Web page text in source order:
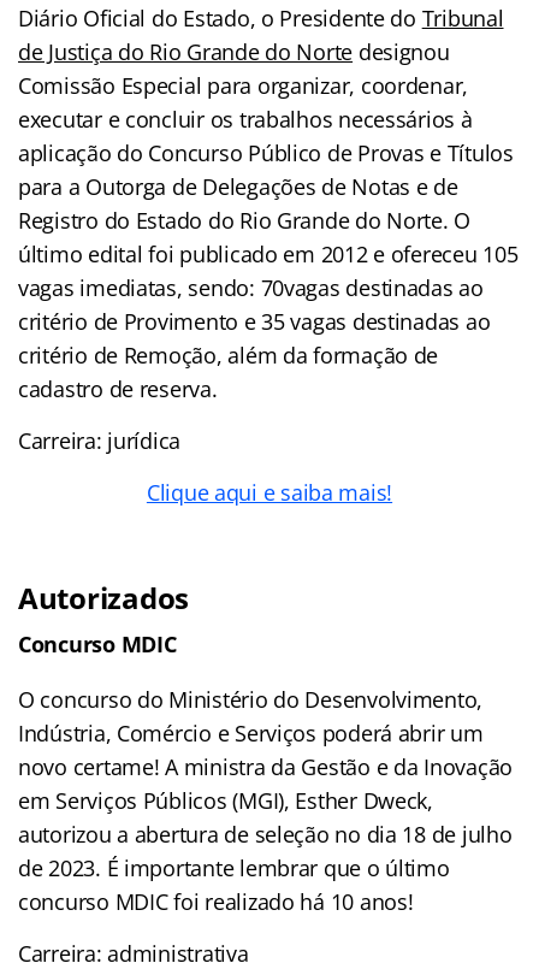
Diário Oficial do Estado, o Presidente do Tribunal
de Justiça do Rio Grande do Norte designou
Comissão Especial para organizar, coordenar,
executar e concluir os trabalhos necessários à
aplicação do Concurso Público de Provas e Títulos
para a Outorga de Delegações de Notas e de
Registro do Estado do Rio Grande do Norte. O
último edital foi publicado em 2012 e ofereceu 105
vagas imediatas, sendo: 70vagas destinadas ao
critério de Provimento e 35 vagas destinadas ao
critério de Remoção, além da formação de
cadastro de reserva.
Carreira: jurídica
Clique aqui e saiba mais!
Autorizados
Concurso MDIC
O concurso do Ministério do Desenvolvimento,
Indústria, Comércio e Serviços poderá abrir um
novo certame! A ministra da Gestão e da Inovação
em Serviços Públicos (MGI), Esther Dweck,
autorizou a abertura de seleção no dia 18 de julho
de 2023. É importante lembrar que o último
concurso MDIC foi realizado há 10 anos!
Carreira: administrativa